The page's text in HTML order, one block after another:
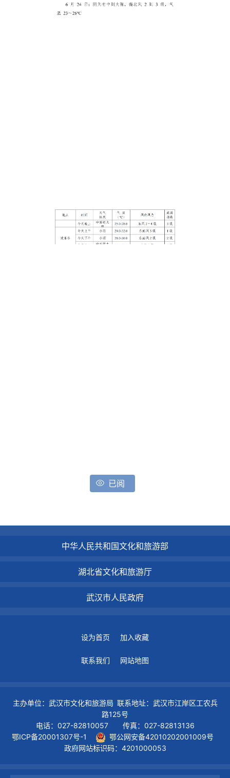
已阅
中华人民共和国文化和旅游部
湖北省文化和旅游厅
武汉市人民政府
设为首页 加入收藏
联系我们 网站地图
主办单位：武汉市文化和旅游局 联系地址：武汉市江岸区工农兵
路125号
电话：027-82810057 传真：027-82813136
鄂ICP备20001307号-1
鄂公网安备42010202001009号
政府网站标识码：4201000053